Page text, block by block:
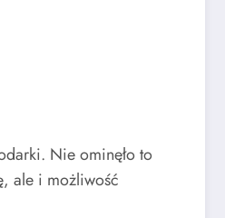
Nie ominęło to
ale i możliwość